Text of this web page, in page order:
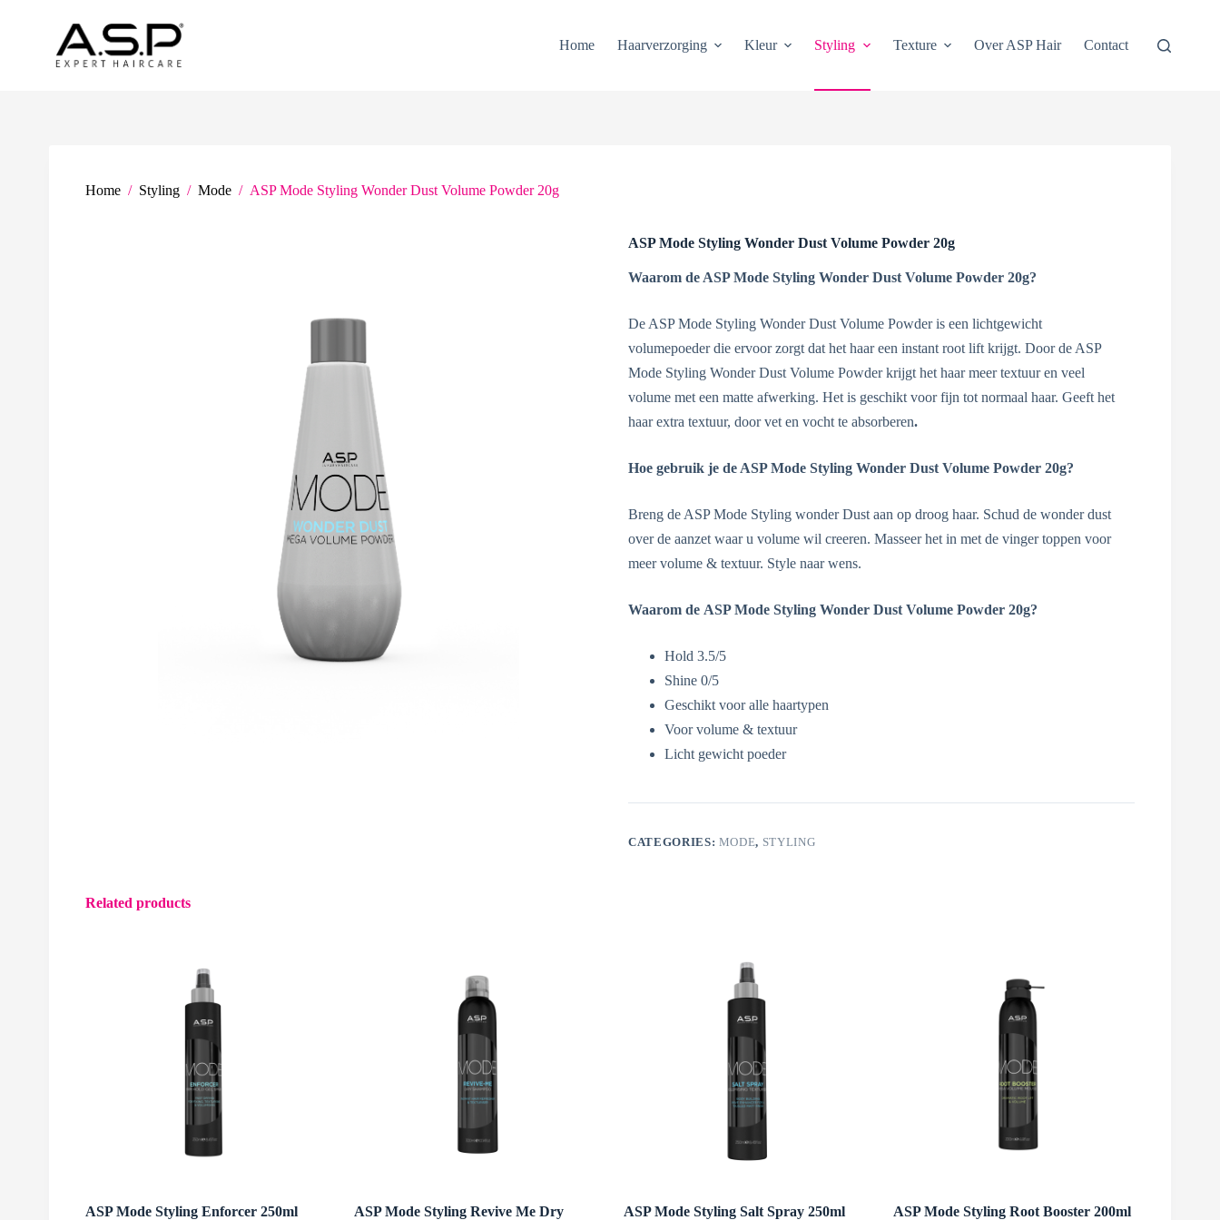
Home Haarverzorging Kleur Styling Texture Over ASP Hair Contact
Home / Styling / Mode / ASP Mode Styling Wonder Dust Volume Powder 20g
ASP Mode Styling Wonder Dust Volume Powder 20g
Waarom de ASP Mode Styling Wonder Dust Volume Powder 20g?
De ASP Mode Styling Wonder Dust Volume Powder is een lichtgewicht
volumepoeder die ervoor zorgt dat het haar een instant root lift krijgt. Door de ASP
Mode Styling Wonder Dust Volume Powder krijgt het haar meer textuur en veel
volume met een matte afwerking. Het is geschikt voor fijn tot normaal haar. Geeft het
haar extra textuur, door vet en vocht te absorberen.
Hoe gebruik je de ASP Mode Styling Wonder Dust Volume Powder 20g?
Breng de ASP Mode Styling wonder Dust aan op droog haar. Schud de wonder dust
over de aanzet waar u volume wil creeren. Masseer het in met de vinger toppen voor
meer volume & textuur. Style naar wens.
Waarom de ASP Mode Styling Wonder Dust Volume Powder 20g?
Hold 3.5/5
Shine 0/5
Geschikt voor alle haartypen
Voor volume & textuur
Licht gewicht poeder
CATEGORIES: MODE, STYLING
Related products
ASP Mode Styling Enforcer 250ml
ASP Mode Styling Revive Me Dry
ASP Mode Styling Salt Spray 250ml ASP Mode Styling Root Booster 200ml